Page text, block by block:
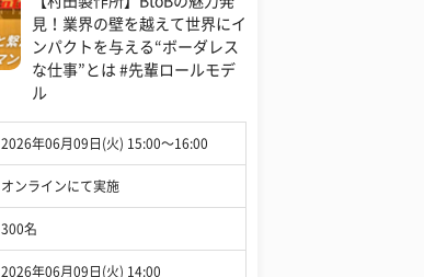
見！業界の壁を越えて世界にイ
ンパクトを与える“ボーダレス
な仕事”とは #先輩ロールモデ
ル
2026年06月09日(火) 15:00〜16:00
オンラインにて実施
300名
2026年06月09日(火) 14:00